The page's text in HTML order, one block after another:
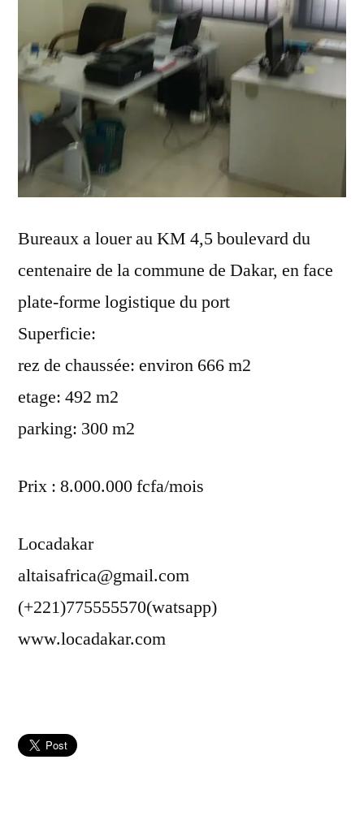
Bureaux a louer au KM 4,5 boulevard du
centenaire de la commune de Dakar, en face
plate-forme logistique du port
Superficie:
rez de chaussée: environ 666 m2
etage: 492 m2
parking: 300 m2
Prix : 8.000.000 fcfa/mois
Locadakar
altaisafrica@gmail.com
(+221)775555570(watsapp)
www.locadakar.com